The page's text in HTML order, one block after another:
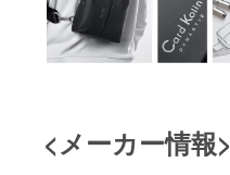
<メーカー情報>